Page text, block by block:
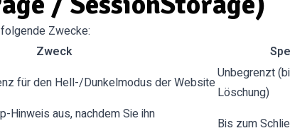
Zwecke:
Zweck
für den Hell-/Dunkelmodus der Website
Unbegrenzt
Löschung)
Hinweis aus, nachdem Sie ihn
Bis zum